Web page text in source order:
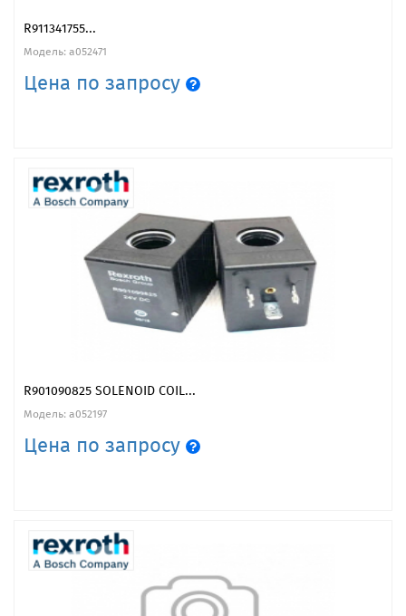
R911341755...
Модель: a052471
Цена по запросу
R901090825 SOLENOID COIL...
Модель: a052197
Цена по запросу